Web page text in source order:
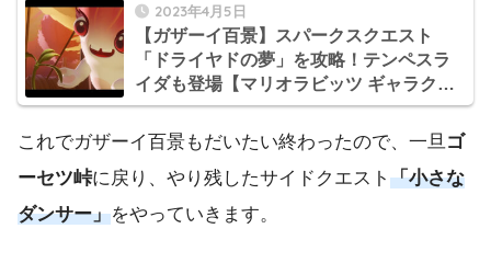
2023年4月5日
【ガザーイ百景】スパークスクエスト
「ドライヤドの夢」を攻略！テンペスラ
イダも登場【マリオラビッツ ギャラクシ
ーバトル日記】
これでガザーイ百景もだいたい終わったので、一旦ゴ
ーセツ峠に戻り、やり残したサイドクエスト 「小さな
ダンサー」をやっていきます。